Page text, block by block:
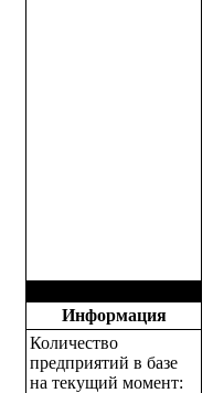
Информация
Количество
предприятий в базе
на текущий момент: